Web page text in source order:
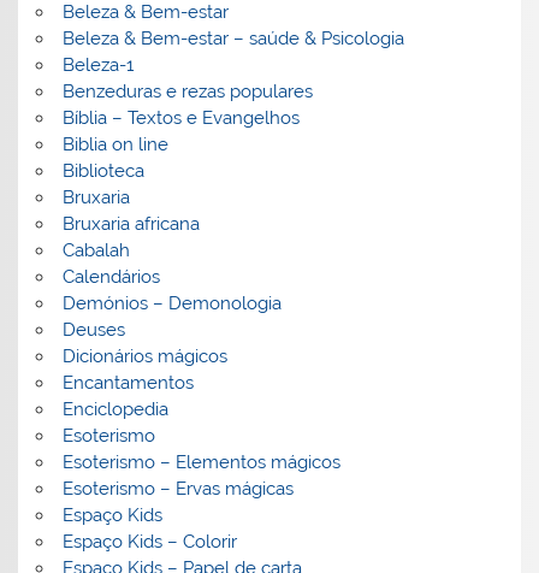
Beleza & Bem-estar
Beleza & Bem-estar – saúde & Psicologia
Beleza-1
Benzeduras e rezas populares
Bíblia – Textos e Evangelhos
Biblia on line
Biblioteca
Bruxaria
Bruxaria africana
Cabalah
Calendários
Demónios – Demonologia
Deuses
Dicionários mágicos
Encantamentos
Enciclopedia
Esoterismo
Esoterismo – Elementos mágicos
Esoterismo – Ervas mágicas
Espaço Kids
Espaço Kids – Colorir
Espaço Kids – Papel de carta